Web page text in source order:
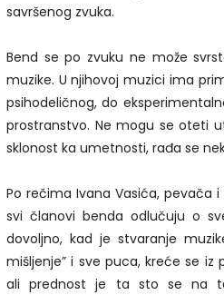
savršenog zvuka.
Bend se po zvuku ne može
muzike. U njihovoj muzici ima
psihodeličnog, do
prostranstvo. Ne mogu se oteti
sklonost ka umetnosti, rađa se
Po rečima Ivana Vasića, pevača
svi članovi benda odlučuju o
dovoljno, kad je stvaranje
mišljenje” i sve puca, kreće se
ali prednost je ta sto se na